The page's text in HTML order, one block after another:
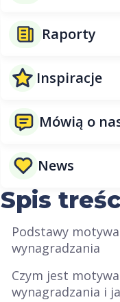
Raporty
Inspiracje
Mówią o
News
Spis
Podstawy
wynagradzania
Czym jest
wynagradzania i